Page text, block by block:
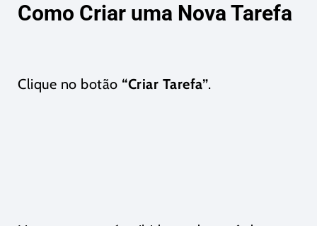
Como Criar uma Nova Tarefa
Clique no botão “Criar Tarefa”.